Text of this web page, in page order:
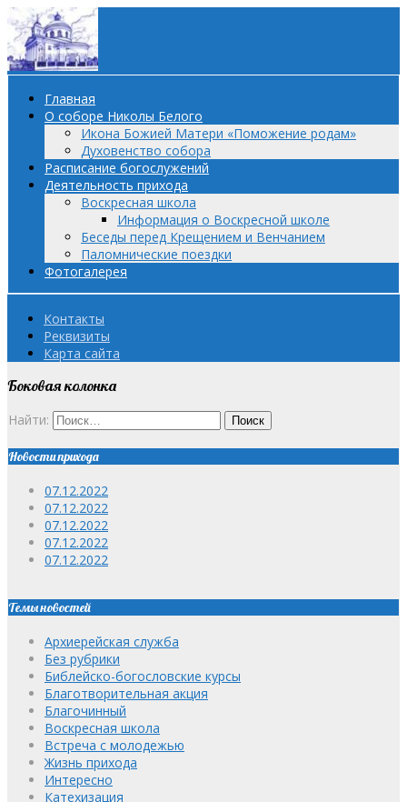
Главная
О соборе Николы Белого
Икона Божией Матери «Поможение родам»
Духовенство собора
Расписание богослужений
Деятельность прихода
Воскресная школа
Информация о Воскресной школе
Беседы перед Крещением и Венчанием
Паломнические поездки
Фотогалерея
Контакты
Реквизиты
Карта сайта
Боковая колонка
Найти:
Новости прихода
07.12.2022
07.12.2022
07.12.2022
07.12.2022
07.12.2022
Темы новостей
Архиерейская служба
Без рубрики
Библейско-богословские курсы
Благотворительная акция
Благочинный
Воскресная школа
Встреча с молодежью
Жизнь прихода
Интересно
Катехизация